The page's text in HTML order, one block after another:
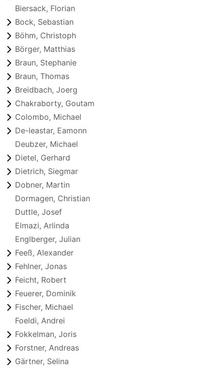
Biersack, Florian
Bock, Sebastian
Böhm, Christoph
Börger, Matthias
Braun, Stephanie
Braun, Thomas
Breidbach, Joerg
Chakraborty, Goutam
Colombo, Michael
De-leastar, Eamonn
Deubzer, Michael
Dietel, Gerhard
Dietrich, Siegmar
Dobner, Martin
Dormagen, Christian
Duttle, Josef
Elmazi, Arlinda
Englberger, Julian
Feeß, Alexander
Fehlner, Jonas
Feicht, Robert
Feuerer, Dominik
Fischer, Michael
Foeldi, Andrei
Fokkelman, Joris
Forstner, Andreas
Gärtner, Selina